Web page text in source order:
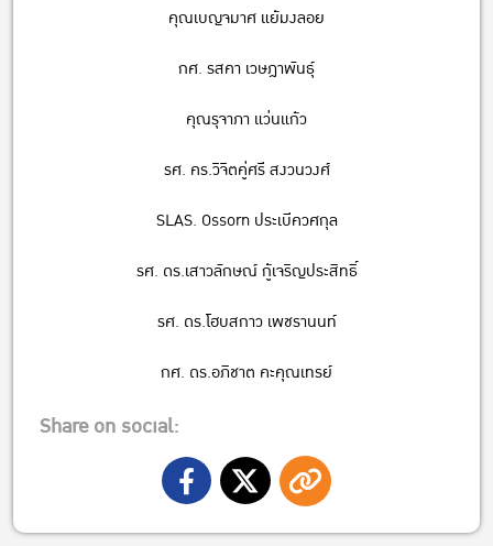
คุณเบญจมาศ แย้มงลอย
กศ. รสคา เวษฎาพันธุ์
คุณรุจาภา แว่นแก้ว
รศ. คร.วิจิตคู่ศรี สงวนวงศ์
SLAS. Ossorn ประเบีควศกุล
รศ. ดร.เสาวลักษณ์ กู้เจริญประสิทธิ์
รศ. ดร.โฮบสกาว เพชรานนท์
กศ. ดร.อภิชาต คะคุณเทรย์
Share on social: